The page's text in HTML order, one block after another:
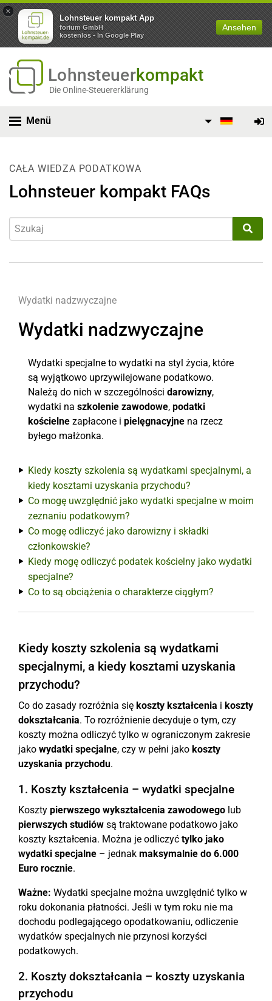
×
Lohnsteuer kompakt App
forium GmbH
kostenlos - In Google Play
Ansehen
Lohnsteuerkompakt
Die Online-Steuererklärung
Menü
CAŁA WIEDZA PODATKOWA
Lohnsteuer kompakt FAQs
Wydatki nadzwyczajne
Wydatki nadzwyczajne
Wydatki specjalne to wydatki na styl życia, które
są wyjątkowo uprzywilejowane podatkowo.
Należą do nich w szczególności darowizny,
wydatki na szkolenie zawodowe, podatki
kościelne zapłacone i pielęgnacyjne na rzecz
byłego małżonka.
Kiedy koszty szkolenia są wydatkami specjalnymi, a
kiedy kosztami uzyskania przychodu?
Co mogę uwzględnić jako wydatki specjalne w moim
zeznaniu podatkowym?
Co mogę odliczyć jako darowizny i składki
członkowskie?
Kiedy mogę odliczyć podatek kościelny jako wydatki
specjalne?
Co to są obciążenia o charakterze ciągłym?
Kiedy koszty szkolenia są wydatkami
specjalnymi, a kiedy kosztami uzyskania
przychodu?
Co do zasady rozróżnia się koszty kształcenia i koszty
dokształcania. To rozróżnienie decyduje o tym, czy
koszty można odliczyć tylko w ograniczonym zakresie
jako wydatki specjalne, czy w pełni jako koszty
uzyskania przychodu.
1. Koszty kształcenia – wydatki specjalne
Koszty pierwszego wykształcenia zawodowego lub
pierwszych studiów są traktowane podatkowo jako
koszty kształcenia. Można je odliczyć tylko jako
wydatki specjalne – jednak maksymalnie do 6.000
Euro rocznie.
Ważne: Wydatki specjalne można uwzględnić tylko w
roku dokonania płatności. Jeśli w tym roku nie ma
dochodu podlegającego opodatkowaniu, odliczenie
wydatków specjalnych nie przynosi korzyści
podatkowych.
2. Koszty dokształcania – koszty uzyskania
przychodu